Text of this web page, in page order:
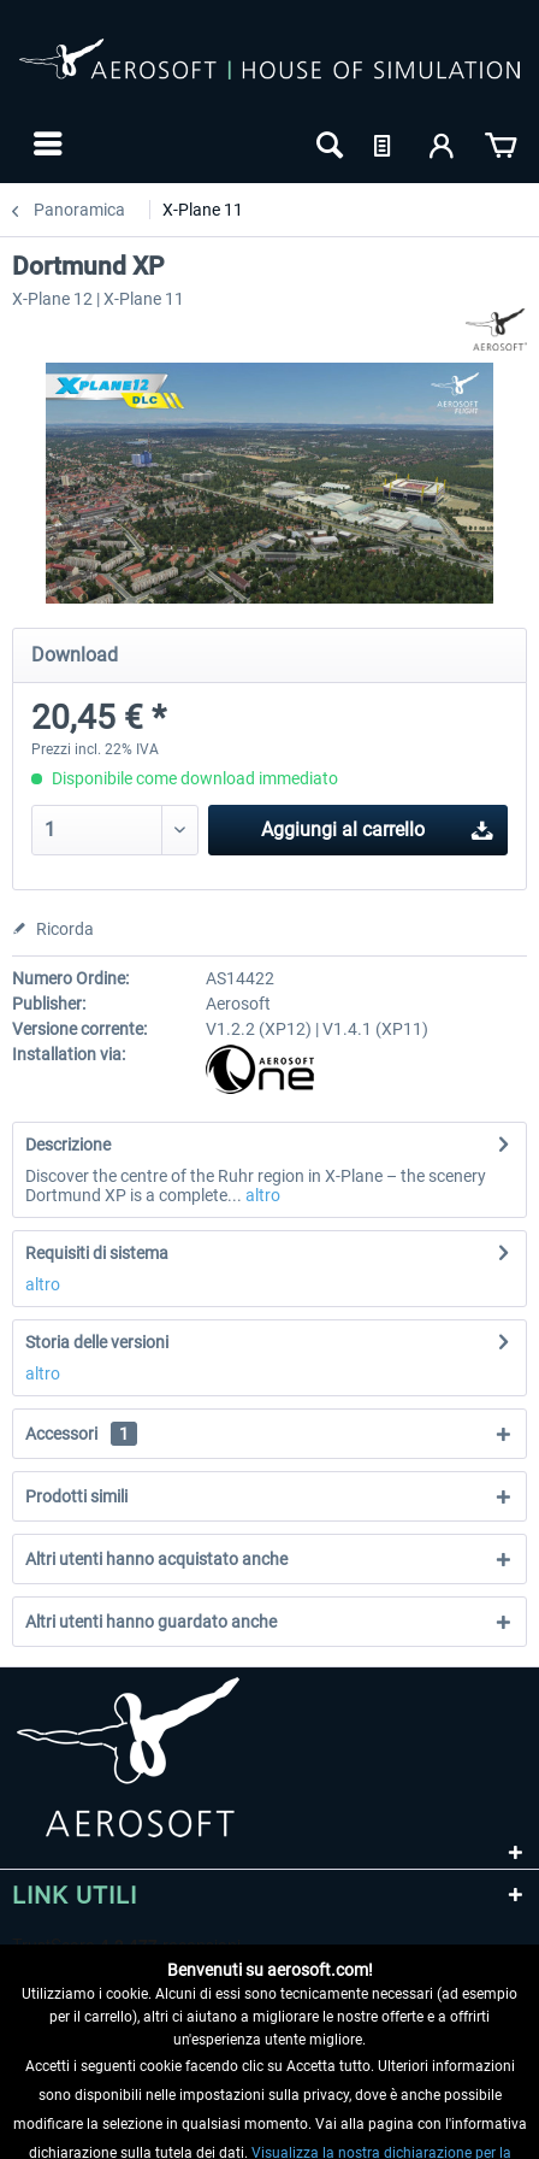
Panoramica X-Plane 11
Traffic Global for X-Plane 12/11
(Windows)
45,70 € *
Airport Stuttgart XP
Dortmund XP
X-Plane 12 | X-Plane 11
Download
20,45 € *
Prezzi incl. 22% IVA
Disponibile come download immediato
Aggiungi al carrello
Ricorda
Numero Ordine:
AS14422
Publisher:
Aerosoft
Versione corrente:
V1.2.2 (XP12) | V1.4.1 (XP11)
Installation via:
Descrizione
Discover the centre of the Ruhr region in X-Plane – the scenery
Dortmund XP is a complete... altro
Requisiti di sistema
altro
Storia delle versioni
altro
Accessori 1
Prodotti simili
Altri utenti hanno acquistato anche
Altri utenti hanno guardato anche
LINK UTILI
RECEDERE DAL CONTRATTO
Benvenuti su aerosoft.com!
Utilizziamo i cookie. Alcuni di essi sono tecnicamente necessari (ad esempio
per il carrello), altri ci aiutano a migliorare le nostre offerte e a offrirti
un'esperienza utente migliore.
Accetti i seguenti cookie facendo clic su Accetta tutto. Ulteriori informazioni
sono disponibili nelle impostazioni sulla privacy, dove è anche possibile
modificare la selezione in qualsiasi momento. Vai alla pagina con l'informativa
dichiarazione sulla tutela dei dati. Visualizza la nostra dichiarazione per la